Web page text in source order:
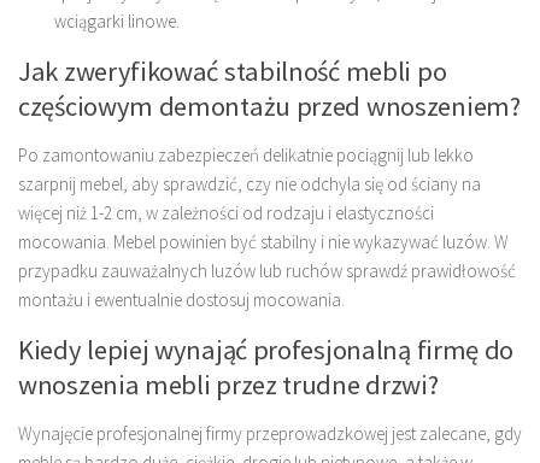
wciągarki linowe.
Jak zweryfikować stabilność mebli po
częściowym demontażu przed wnoszeniem?
Po zamontowaniu zabezpieczeń delikatnie pociągnij lub lekko
szarpnij mebel, aby sprawdzić, czy nie odchyla się od ściany na
więcej niż 1-2 cm, w zależności od rodzaju i elastyczności
mocowania. Mebel powinien być stabilny i nie wykazywać luzów. W
przypadku zauważalnych luzów lub ruchów sprawdź prawidłowość
montażu i ewentualnie dostosuj mocowania.
Kiedy lepiej wynająć profesjonalną firmę do
wnoszenia mebli przez trudne drzwi?
Wynajęcie profesjonalnej firmy przeprowadzkowej jest zalecane, gdy